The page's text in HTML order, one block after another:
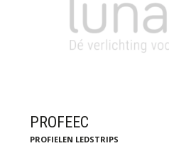
PROFEEC
PROFIELEN LEDSTRIPS